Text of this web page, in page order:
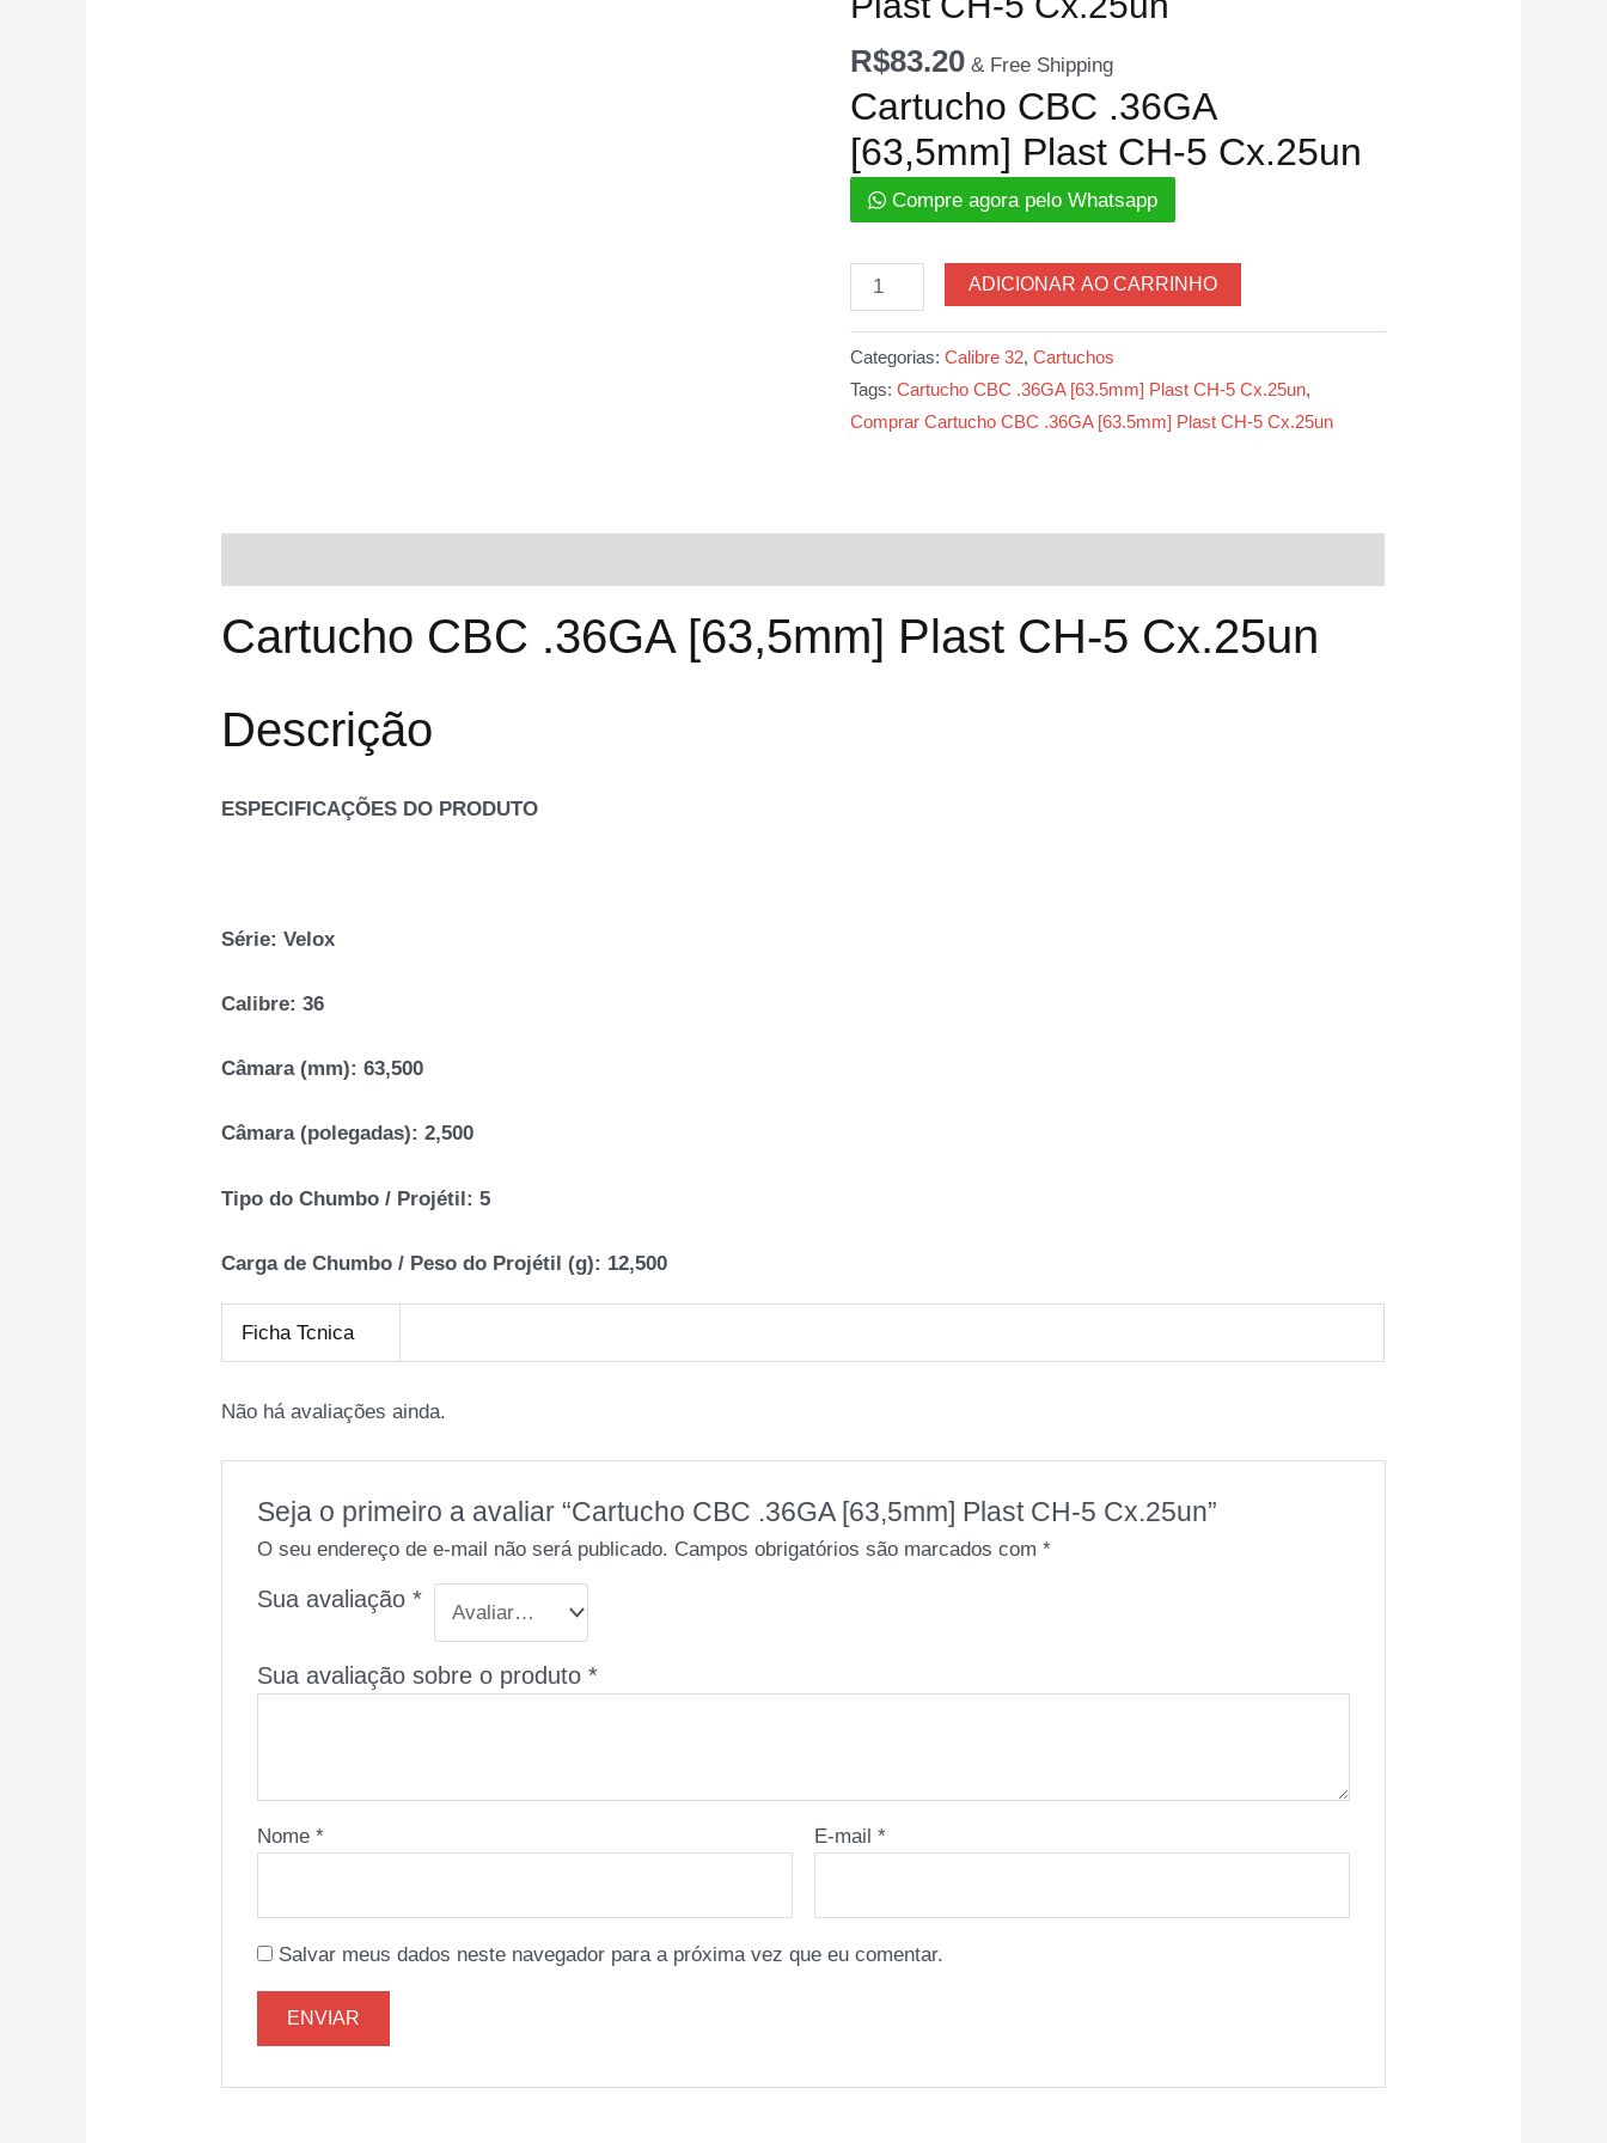
R$83.20 & Free Shipping
Cartucho CBC .36GA
[63,5mm] Plast CH-5 Cx.25un
Compre agora pelo Whatsapp
Cartucho
CBC
quantidade
ADICIONAR AO CARRINHO
Categorias: Calibre 32, Cartuchos
Tags: Cartucho CBC .36GA [63.5mm] Plast CH-5 Cx.25un,
Comprar Cartucho CBC .36GA [63.5mm] Plast CH-5 Cx.25un
Cartucho CBC .36GA [63,5mm] Plast CH-5 Cx.25un
Descrição
ESPECIFICAÇÕES DO PRODUTO
Série: Velox
Calibre:36
Câmara (mm):63,500
Câmara (polegadas):2,500
Tipo do Chumbo / Projétil:5
Carga de Chumbo / Peso do Projétil (g): 12,500
Ficha Tcnica
Não há avaliações ainda.
Seja o primeiro a avaliar “Cartucho CBC .36GA [63,5mm] Plast CH-5 Cx.25un”
O seu endereço de e-mail não será publicado. Campos obrigatórios são marcados com *
Sua avaliação *
Sua avaliação sobre o produto *
Nome * E-mail*
Salvar meus dados neste navegador para a próxima vez que eu comentar.